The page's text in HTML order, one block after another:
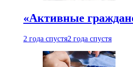
«Активные
2 года спустя2 года спустя